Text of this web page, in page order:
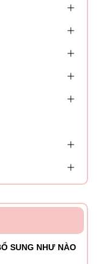
SUNG NHƯ NÀO